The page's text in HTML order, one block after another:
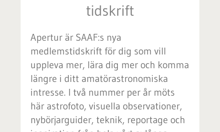
tidskrift
Apertur är SAAF:s nya
medlemstidskrift för dig som vill
uppleva mer, lära dig mer och komma
längre i ditt amatörastronomiska
intresse. I två nummer per år möts
här astrofoto, visuella observationer,
nybörjarguider, teknik, reportage och